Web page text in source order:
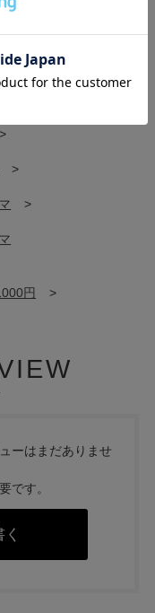
>
>
>
円 >
ーはまだありませ
です。